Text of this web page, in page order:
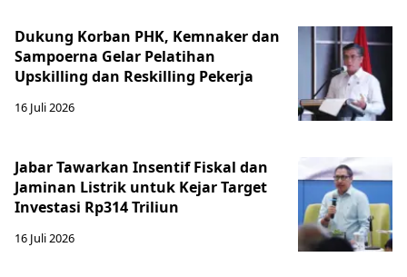
Dukung Korban PHK, Kemnaker dan
Sampoerna Gelar Pelatihan
Upskilling dan Reskilling Pekerja
16 Juli 2026
Jabar Tawarkan Insentif Fiskal dan
Jaminan Listrik untuk Kejar Target
Investasi Rp314 Triliun
16 Juli 2026